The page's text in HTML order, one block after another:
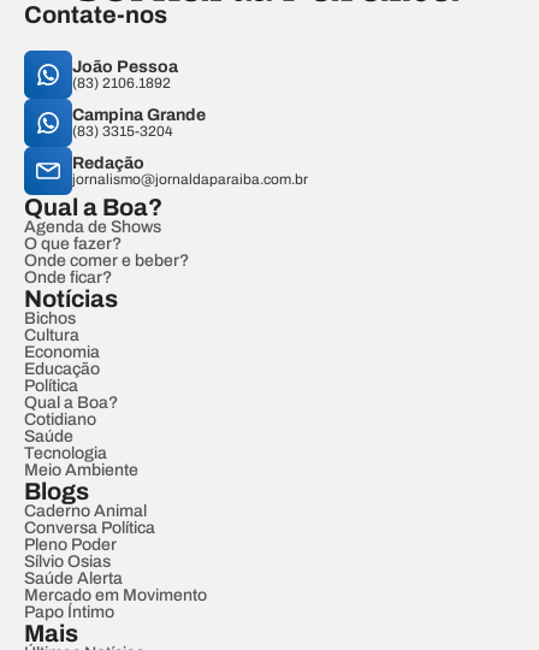
Contate-nos
João Pessoa
(83) 2106.1892
Campina Grande
(83) 3315-3204
Redação
jornalismo@jornaldaparaiba.com.br
Qual a Boa?
Agenda de Shows
O que fazer?
Onde comer e beber?
Onde ficar?
Notícias
Bichos
Cultura
Economia
Educação
Política
Qual a Boa?
Cotidiano
Saúde
Tecnologia
Meio Ambiente
Blogs
Caderno Animal
Conversa Política
Pleno Poder
Sílvio Osias
Saúde Alerta
Mercado em Movimento
Papo Íntimo
Mais